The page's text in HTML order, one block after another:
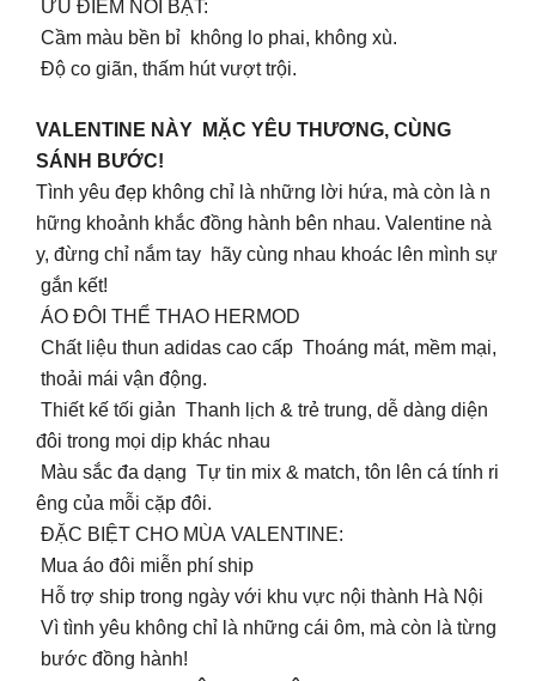
ƯU ĐIỂM NỔI BẬT:
Cầm màu bền bỉ không lo phai, không xù.
Độ co giãn, thấm hút vượt trội.
VALENTINE NÀY MẶC YÊU THƯƠNG, CÙNG
SÁNH BƯỚC!
Tình yêu đẹp không chỉ là những lời hứa, mà còn là n
hững khoảnh khắc đồng hành bên nhau. Valentine nà
y, đừng chỉ nắm tay hãy cùng nhau khoác lên mình sự
gắn kết!
ÁO ĐÔI THỂ THAO HERMOD
Chất liệu thun adidas cao cấp Thoáng mát, mềm mại,
thoải mái vận động.
Thiết kế tối giản Thanh lịch & trẻ trung, dễ dàng diện
đôi trong mọi dịp khác nhau
Màu sắc đa dạng Tự tin mix & match, tôn lên cá tính ri
êng của mỗi cặp đôi.
ĐẶC BIỆT CHO MÙA VALENTINE:
Mua áo đôi miễn phí ship
Hỗ trợ ship trong ngày với khu vực nội thành Hà Nội
Vì tình yêu không chỉ là những cái ôm, mà còn là từng
bước đồng hành!